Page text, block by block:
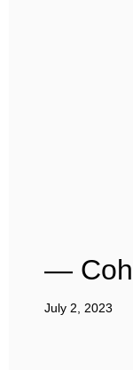
—
July 2, 2023